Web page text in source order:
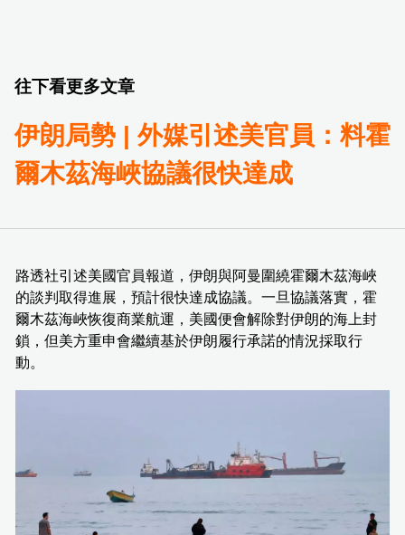
往下看更多文章
伊朗局勢 | 外媒引述美官員：料霍
爾木茲海峽協議很快達成
路透社引述美國官員報道，伊朗與阿曼圍繞霍爾木茲海峽
的談判取得進展，預計很快達成協議。一旦協議落實，霍
爾木茲海峽恢復商業航運，美國便會解除對伊朗的海上封
鎖，但美方重申會繼續基於伊朗履行承諾的情況採取行
動。